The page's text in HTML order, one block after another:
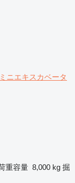
ニエキスカベータ
重容量 8,000 kg 掘